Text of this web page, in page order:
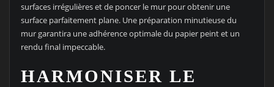
surfaces irrégulières et de poncer le mur pour obtenir une
surface parfaitement plane. Une préparation minutieuse du
mur garantira une adhérence optimale du papier peint et un
rendu final impeccable.
HARMONISER LE